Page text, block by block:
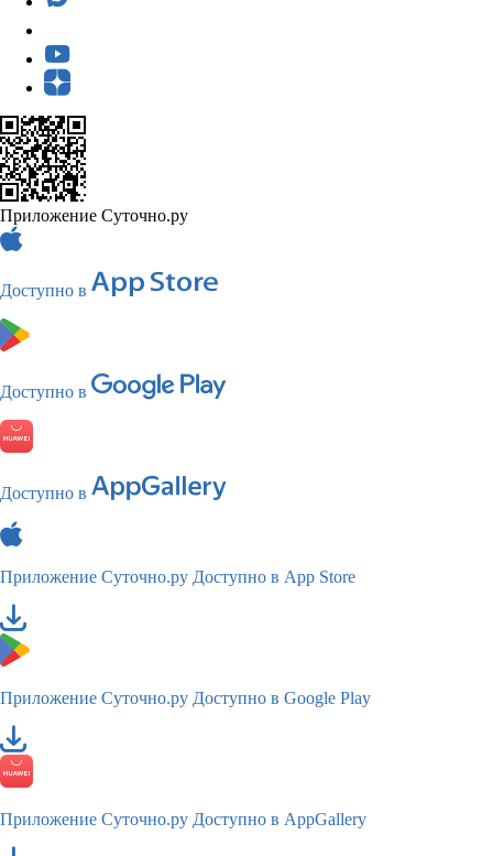
Приложение Суточно.ру
Доступно в
Доступно в
Доступно в
Приложение Суточно.ру Доступно в App Store
Приложение Суточно.ру Доступно в Google Play
Приложение Суточно.ру Доступно в AppGallery